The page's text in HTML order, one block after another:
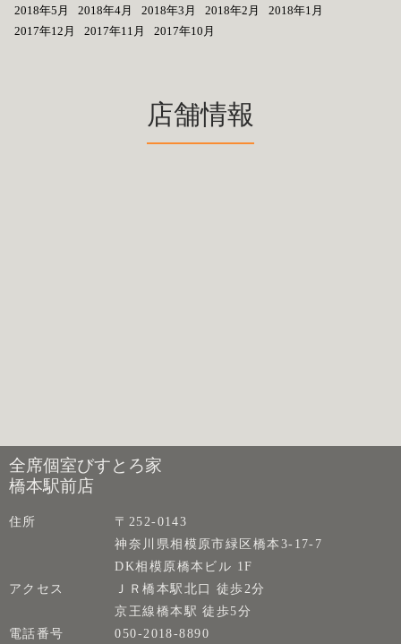
2018年5月
2018年4月 2018年3月 2018年2月
2018年1月
2017年12月
2017年11月 2017年10月
店舗情報
全席個室びすとろ家
橋本駅前店
住所
〒252-0143
神奈川県相模原市緑区橋本3-17-7
DK相模原橋本ビル 1F
アクセス
ＪＲ橋本駅北口 徒歩2分
京王線橋本駅 徒歩5分
電話番号
050-2018-8890